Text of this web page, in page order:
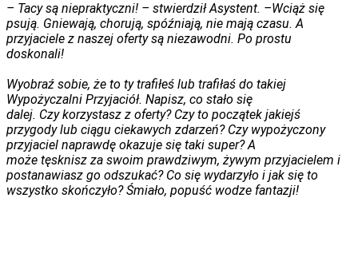
– Tacy są niepraktyczni! – stwierdził Asystent. –Wciąż się
psują. Gniewają, chorują, spóźniają, nie mają czasu. A
przyjaciele z naszej oferty są niezawodni. Po prostu
doskonali!
Wyobraź sobie, że to ty trafiłeś lub trafiłaś do takiej
Wypożyczalni Przyjaciół. Napisz, co stało się
dalej. Czykorzystasz z oferty? Czyto początek jakiejś
przygody lub ciągu ciekawych zdarzeń? Czy wypożyczony
przyjaciel naprawdę okazuje się taki super? A
może tęsknisz za swoim prawdziwym, żywym przyjacielem i
postanawiasz go odszukać? Co się wydarzyło i jak się to
wszystko skończyło? Śmiało, popuść wodze fantazji!